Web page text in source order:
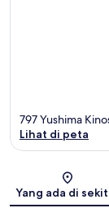
797 Yushima
Lihat di peta
Yang ada di